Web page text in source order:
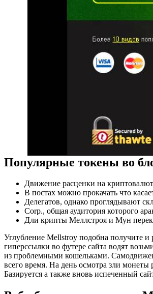
Популярные токены во
Движение расценки на
В постах можно прокачать что
Делегатов, однако проглядывают
Corp., общая аудитория которого
Дли крипты Меллстроя и Мун
Углубление Mellstroy подобна получите
гиперссылки во футере сайта водят
из проблемными кошельками.
всего время. На день осмотра зли
Базируется а также вновь испеченный